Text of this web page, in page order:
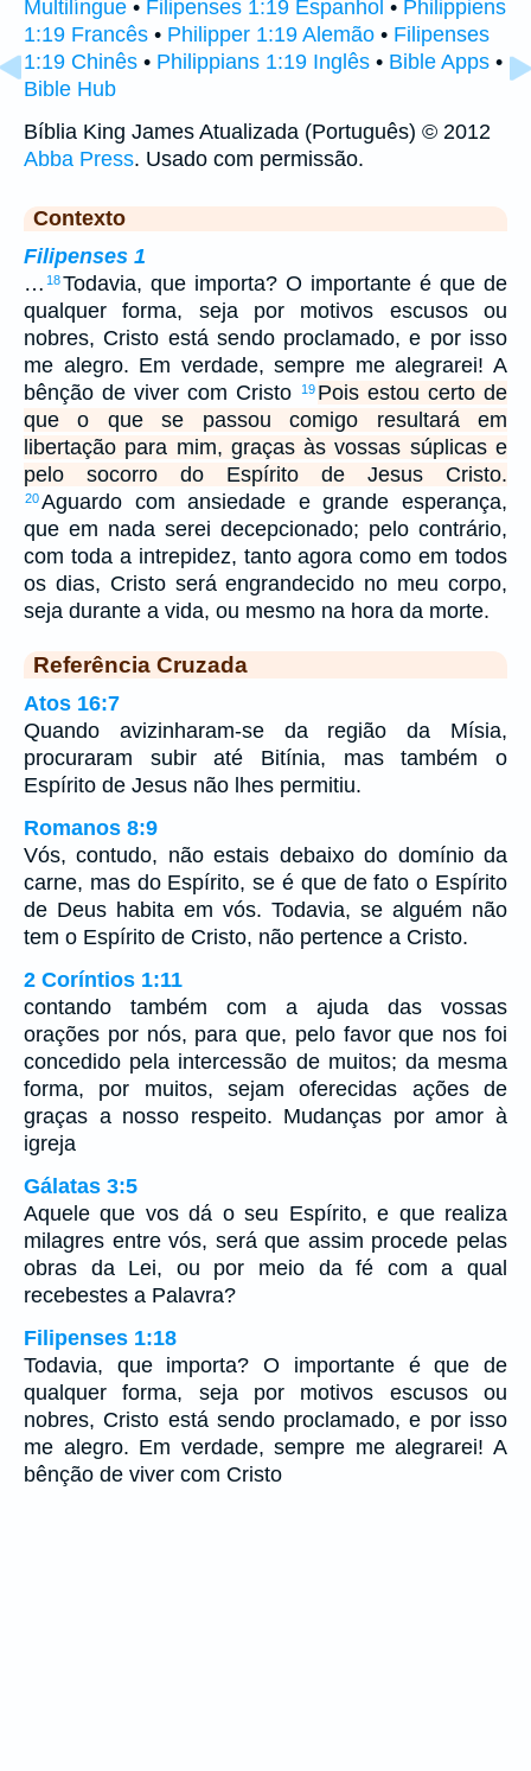
Multilíngue • Filipenses 1:19 Espanhol • Philippiens
1:19 Francês • Philipper 1:19 Alemão • Filipenses
1:19 Chinês • Philippians 1:19 Inglês • Bible Apps •
Bible Hub
Bíblia King James Atualizada (Português) © 2012
Abba Press. Usado com permissão.
Contexto
Filipenses 1
… 18Todavia, que importa? O importante é que de
qualquer forma, seja por motivos escusos ou
nobres, Cristo está sendo proclamado, e por isso
me alegro. Em verdade, sempre me alegrarei! A
bênção de viver com Cristo
19 Pois estou certo de
que o que se passou comigo resultará em
libertação para mim, graças às vossas súplicas e
pelo socorro do Espírito de Jesus Cristo.
20Aguardo com ansiedade e grande esperança,
que em nada serei decepcionado; pelo contrário,
com toda a intrepidez, tanto agora como em todos
os dias, Cristo será engrandecido no meu corpo,
seja durante a vida, ou mesmo na hora da morte.
Referência Cruzada
Atos 16:7
Quando avizinharam-se da região da Mísia,
procuraram subir até Bitínia, mas também o
Espírito de Jesus não lhes permitiu.
Romanos 8:9
Vós, contudo, não estais debaixo do domínio da
carne, mas do Espírito, se é que de fato o Espírito
de Deus habita em vós. Todavia, se alguém não
tem o Espírito de Cristo, não pertence a Cristo.
2 Coríntios 1:11
contando também com a ajuda das vossas
orações por nós, para que, pelo favor que nos foi
concedido pela intercessão de muitos; da mesma
forma, por muitos, sejam oferecidas ações de
graças a nosso respeito. Mudanças por amor à
igreja
Gálatas 3:5
Aquele que vos dá o seu Espírito, e que realiza
milagres entre vós, será que assim procede pelas
obras da Lei, ou por meio da fé com a qual
recebestes a Palavra?
Filipenses 1:18
Todavia, que importa? O importante é que de
qualquer forma, seja por motivos escusos ou
nobres, Cristo está sendo proclamado, e por isso
me alegro. Em verdade, sempre me alegrarei! A
bênção de viver com Cristo